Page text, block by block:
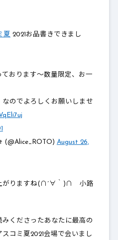
夏 2021お品書きできまし
おります〜数量限定、お一
なのでよろしくお願いしませ
August 26,
がりますね(∩´∀｀)∩ 小路
みくださったあなたに最高の
コミ夏2021会場で会いまし